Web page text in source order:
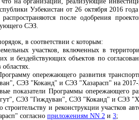
Узбекистан от 26 октября 2016
после одобрения
СЭЗ.
в соответствии с которым:
участков, включенных в
и бездействующих объектов по
.
опережающего развития
СЭЗ "Коканд" и СЭЗ "Хазарасп" на 2017-
показатели Программы опережающего
СЭЗ "Гиждуван", СЭЗ "Коканд" и СЭЗ
строительству и реконструкции
согласно приложениям NN 2 и 3;